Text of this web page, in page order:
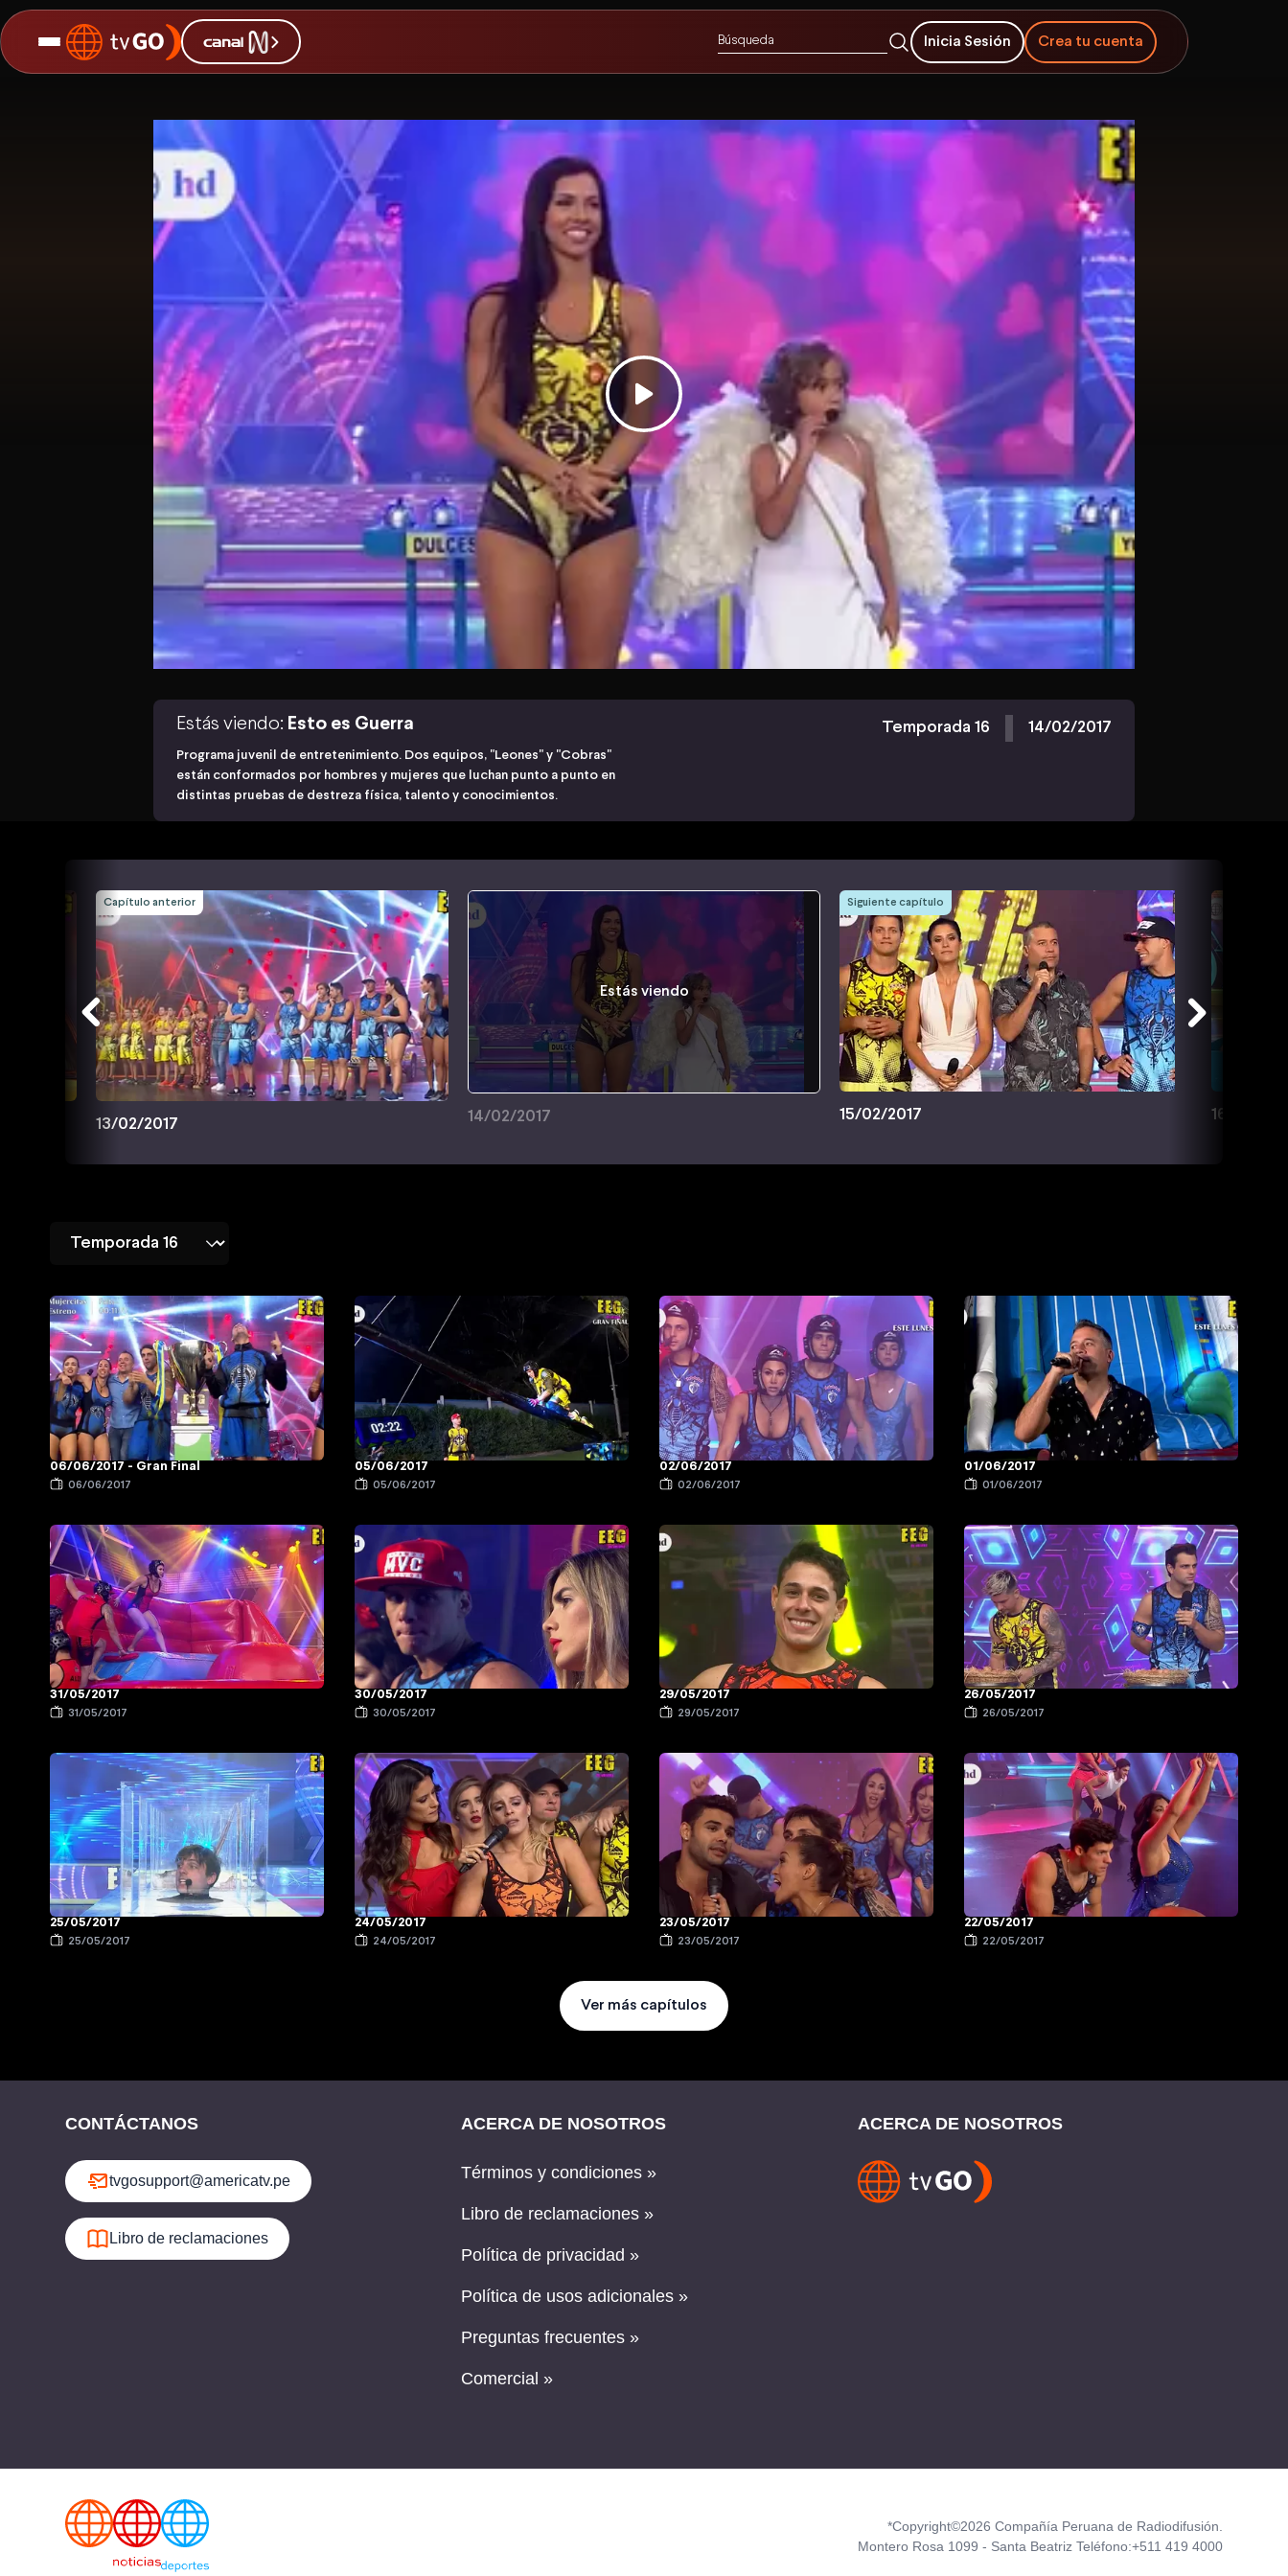
Inicia Sesión Crea tu cuenta
Estás viendo: Esto es Guerra
Programa juvenil de entretenimiento. Dos equipos, "Leones" y "Cobras"
están conformados por hombres y mujeres que luchan punto a punto en
distintas pruebas de destreza física, talento y conocimientos.
Temporada 16 14/02/2017
Capítulo anterior
13/02/2017
Estás viendo
14/02/2017
Siguiente capítulo
15/02/2017 16/02/
06/06/2017 - Gran Final
06/06/2017
05/06/2017
05/06/2017
02/06/2017
02/06/2017
01/06/2017
01/06/2017
31/05/2017
31/05/2017
30/05/2017
30/05/2017
29/05/2017
29/05/2017
26/05/2017
26/05/2017
25/05/2017
25/05/2017
24/05/2017
24/05/2017
23/05/2017
23/05/2017
22/05/2017
22/05/2017
Ver más capítulos
CONTÁCTANOS
tvgosupport@americatv.pe
Libro de reclamaciones
ACERCA DE NOSOTROS
Términos y condiciones »
Libro de reclamaciones »
Política de privacidad »
Política de usos adicionales »
Preguntas frecuentes »
Comercial »
ACERCA DE NOSOTROS
*Copyright©2026 Compañía Peruana de Radiodifusión.
Montero Rosa 1099 - Santa Beatriz Teléfono:+511 419 4000